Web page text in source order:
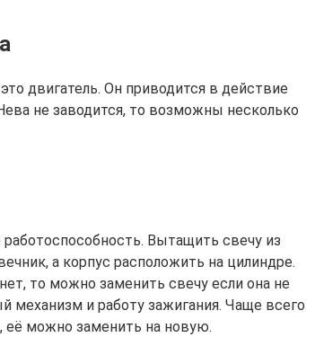
двигатель. Он приводится в действие
не заводится, то возможны несколько
Вытащить свечу из
а корпус расположить на цилиндре.
то можно заменить свечу если она не
механизм и работу зажигания. Чаще всего
её можно заменить на новую.